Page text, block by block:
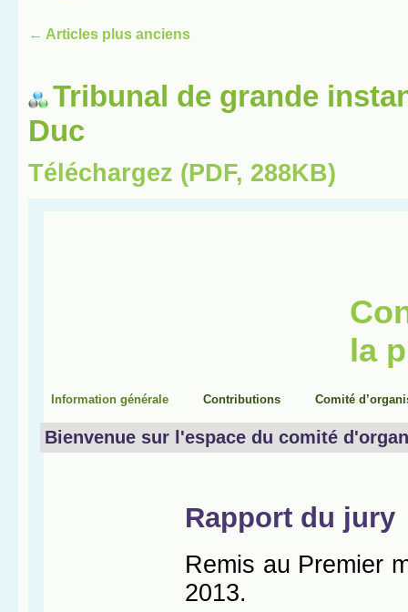
← Articles plus anciens
Tribunal de grande
Duc
Téléchargez (PDF, 288KB)